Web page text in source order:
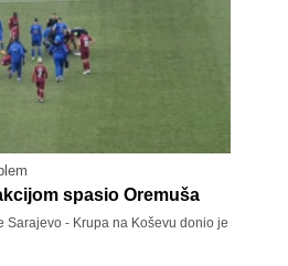
spasio Oremuša
Sarajevo - Krupa na Koševu donio je